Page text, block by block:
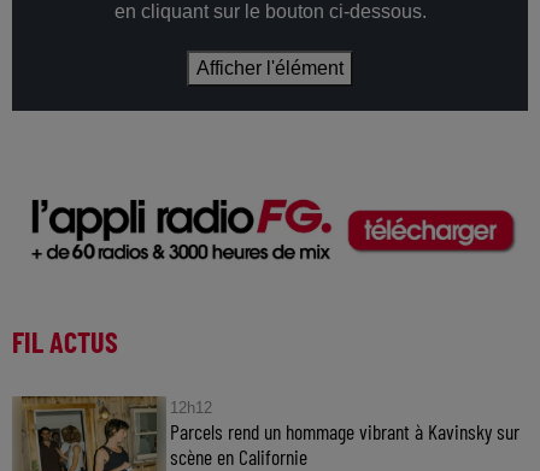
en cliquant sur le bouton ci-dessous.
Afficher l'élément
FIL ACTUS
12h12
Parcels rend un hommage vibrant à Kavinsky sur
scène en Californie